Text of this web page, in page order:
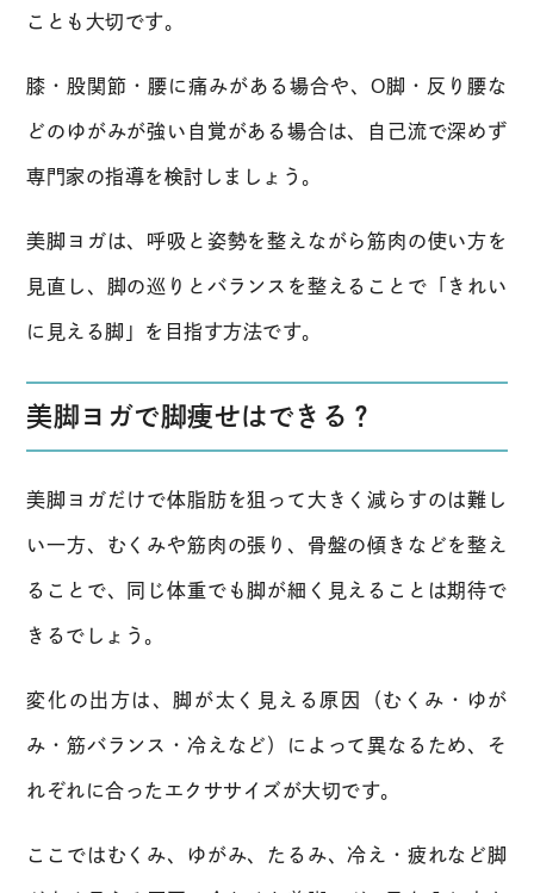
ことも大切です。
膝・股関節・腰に痛みがある場合や、O脚・反り腰な
どのゆがみが強い自覚がある場合は、自己流で深めず
専門家の指導を検討しましょう。
美脚ヨガは、呼吸と姿勢を整えながら筋肉の使い方を
見直し、脚の巡りとバランスを整えることで「きれい
に見える脚」を目指す方法です。
美脚ヨガで脚痩せはできる？
美脚ヨガだけで体脂肪を狙って大きく減らすのは難し
い一方、むくみや筋肉の張り、骨盤の傾きなどを整え
ることで、同じ体重でも脚が細く見えることは期待で
きるでしょう。
変化の出方は、脚が太く見える原因（むくみ・ゆが
み・筋バランス・冷えなど）によって異なるため、そ
れぞれに合ったエクササイズが大切です。
ここではむくみ、ゆがみ、たるみ、冷え・疲れなど脚